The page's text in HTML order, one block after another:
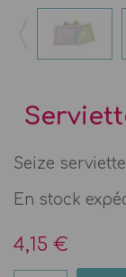
Seize
En stock
4,15 €